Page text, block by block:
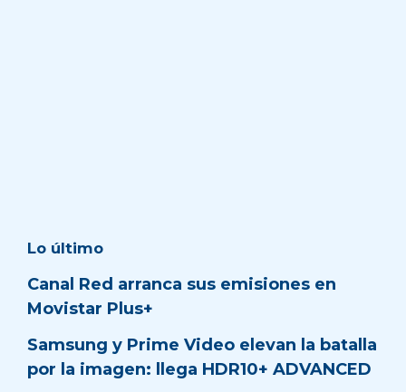
Lo último
Canal Red arranca sus emisiones en
Movistar Plus+
Samsung y Prime Video elevan la batalla
por la imagen: llega HDR10+ ADVANCED